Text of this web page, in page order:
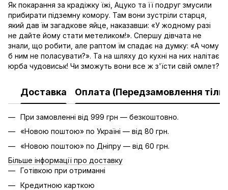
Як покарання за крадіжку їжі, Ацуко та її подруг змусили
прибирати підземну комору. Там вони зустріли старця,
який дав їм загадкове яйце, наказавши: «У жодному разі
не дайте йому стати метеликом!». Спершу дівчата не
знали, що робити, але раптом їм спадає на думку: «А чому
б ним не поласувати?». Та на шляху до кухні на них налітає
юрба чудовиськ! Чи зможуть вони все ж з'їсти свій омлет?
Доставка Оплата (Передзамовлення
При замовленні від 999 грн — безкоштовно.
«Новою поштою» по Україні — від 80 грн.
«Новою поштою» по Дніпру — від 60 грн.
Більше інформації про доставку
Готівкою при отриманні
Кредитною карткою